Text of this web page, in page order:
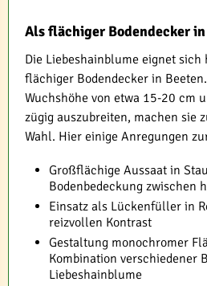
Als flächiger Bodendecker
Die Liebeshainblume eignet sich
flächiger Bodendecker in
Wuchshöhe von etwa 15-20 cm
zügig auszubreiten, machen sie
Wahl. Hier einige Anregungen
Großflächige Aussaat in
Bodenbedeckung zwischen
Einsatz als Lückenfüller in
reizvollen Kontrast
Gestaltung monochromer
Kombination verschiedener
Liebeshainblume